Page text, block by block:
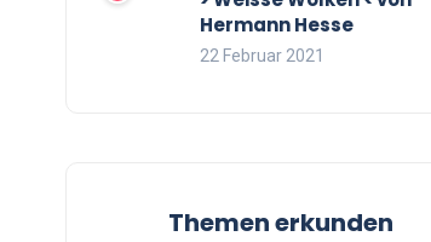
Hermann Hesse
22 Februar 2021
Themen erkunden